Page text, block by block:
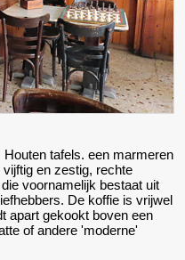
tafels. een marmeren
en zestig, rechte
voornamelijk bestaat uit
De koffie is vrijwel
apart gekookt boven een
of andere 'moderne'